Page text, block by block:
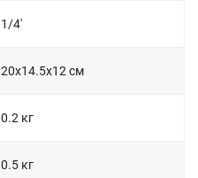
1/4'
20х14.5х12 см
0.2 кг
0.5 кг